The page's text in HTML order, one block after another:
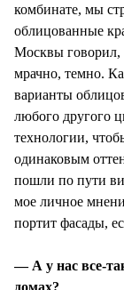
комбинате, мы
облицованные
Москвы говорил,
мрачно, темно.
варианты
любого другого
технологии,
одинаковым
пошли по пути
мое личное
портит фасады,
— А у нас все-
домах?